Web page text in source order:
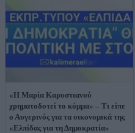
«Η Μαρία Καρυστιανού
χρηματοδοτεί το κόμμα» – Τι είπε
ο Αυγερινός για τα οικονομικά της
«Ελπίδας για τη Δημοκρατία»